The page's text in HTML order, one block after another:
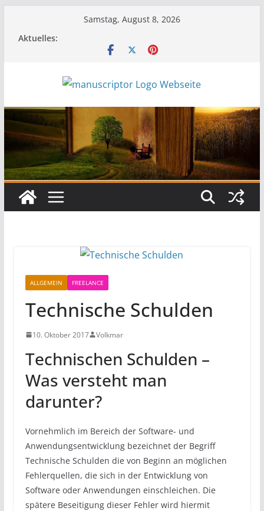
Samstag, August 8, 2026
Aktuelles:
ALLGEMEIN FREELANCE
Technische Schulden
10. Oktober 2017 Volkmar
Technischen Schulden –
Was versteht man
darunter?
Vornehmlich im Bereich der Software- und
Anwendungsentwicklung bezeichnet der Begriff
Technische Schulden die von Beginn an möglichen
Fehlerquellen, die sich in der Entwicklung von
Software oder Anwendungen einschleichen. Die
spätere Beseitigung dieser Fehler wird hiermit